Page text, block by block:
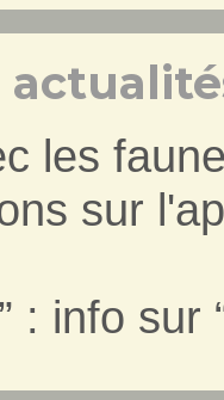
les
sur
: info sur